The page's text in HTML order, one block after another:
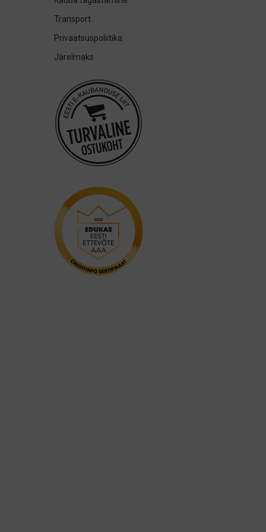
Transport
Privaatsuspoliitika
Järelmaks